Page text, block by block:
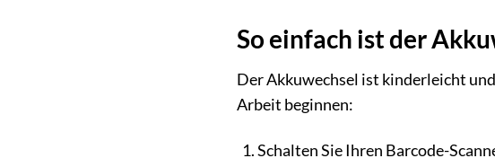
So einfach ist der
Der Akkuwechsel ist kinderleicht
Arbeit beginnen:
Schalten Sie Ihren Barcode-